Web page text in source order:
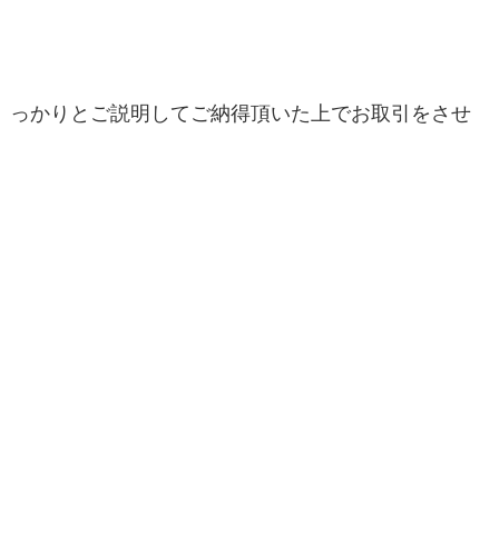
っかりとご説明してご納得頂いた上でお取引をさせ